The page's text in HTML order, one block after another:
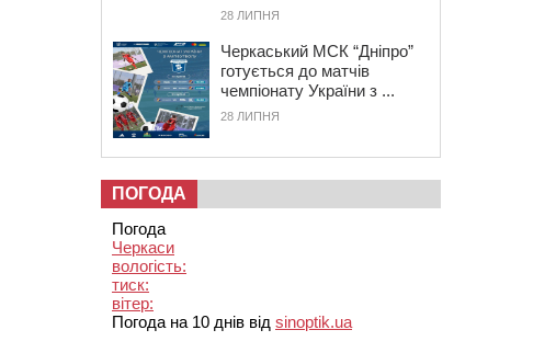
28 ЛИПНЯ
Черкаський МСК “Дніпро”
готується до матчів
чемпіонату України з ...
28 ЛИПНЯ
ПОГОДА
Погода
Черкаси
вологість:
тиск:
вітер:
Погода на 10 днів від sinoptik.ua